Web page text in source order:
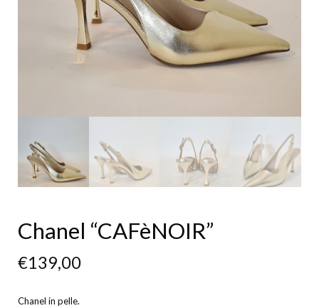
Chanel “CAFèNOIR”
€139,00
Chanel in pelle.